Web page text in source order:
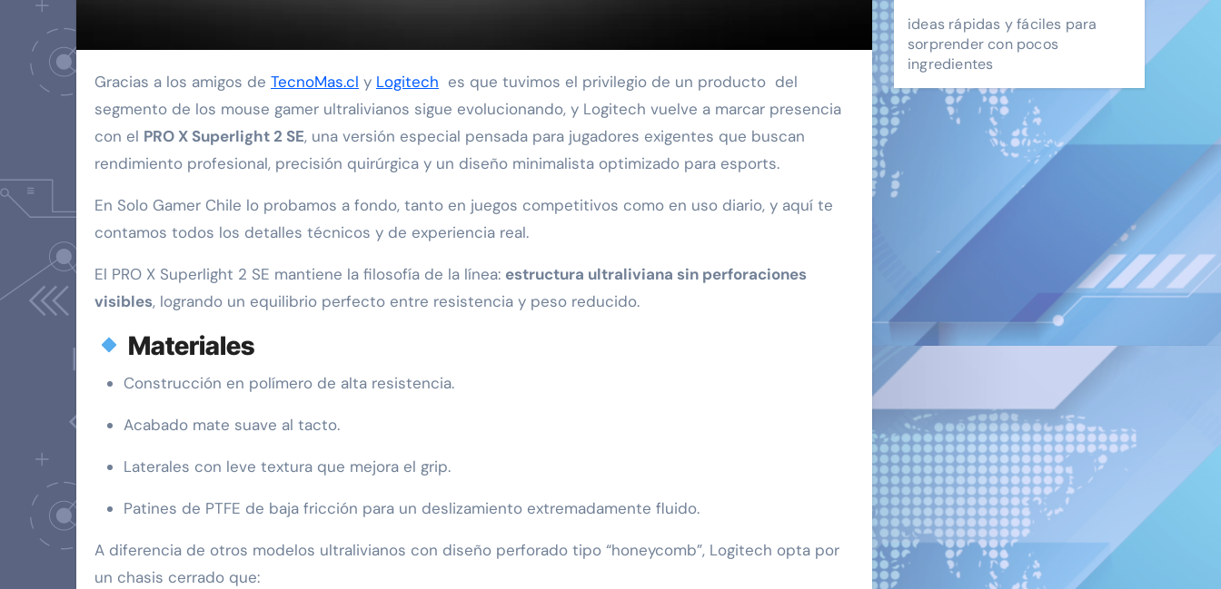
Gracias a los amigos de TecnoMas.cl y Logitech es que tuvimos el privilegio de un producto del
segmento de los mouse gamer ultralivianos sigue evolucionando, y Logitech vuelve a marcar presencia
con el PRO X Superlight 2 SE, una versión especial pensada para jugadores exigentes que buscan
rendimiento profesional, precisión quirúrgica y un diseño minimalista optimizado para esports.
En Solo Gamer Chile lo probamos a fondo, tanto en juegos competitivos como en uso diario, y aquí te
contamos todos los detalles técnicos y de experiencia real.
El PRO X Superlight 2 SE mantiene la filosofía de la línea: estructura ultraliviana sin perforaciones
visibles, logrando un equilibrio perfecto entre resistencia y peso reducido.
Materiales
Construcción en polímero de alta resistencia.
Acabado mate suave al tacto.
Laterales con leve textura que mejora el grip.
Patines de PTFE de baja fricción para un deslizamiento extremadamente fluido.
A diferencia de otros modelos ultralivianos con diseño perforado tipo “honeycomb”, Logitech opta por
un chasis cerrado que:
ideas rápidas y fáciles para
sorprender con pocos
ingredientes